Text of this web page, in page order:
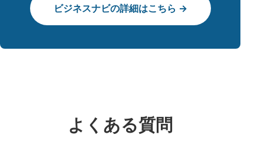
ビジネスナビの詳細はこちら →
よくある質問